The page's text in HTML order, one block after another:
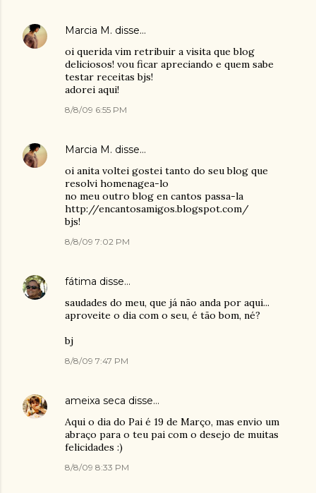
Marcia M. disse…
oi querida vim retribuir a visita que blog
deliciosos! vou ficar apreciando e quem sabe
testar receitas bjs!
adorei aqui!
8/8/09 6:55 PM
Marcia M. disse…
oi anita voltei gostei tanto do seu blog que
resolvi homenagea-lo
no meu outro blog en cantos passa-la
http://encantosamigos.blogspot.com/
bjs!
8/8/09 7:02 PM
fátima disse…
saudades do meu, que já não anda por aqui...
aproveite o dia com o seu, é tão bom, né?
bj
8/8/09 7:47 PM
ameixa seca disse…
Aqui o dia do Pai é 19 de Março, mas envio um
abraço para o teu pai com o desejo de muitas
felicidades :)
8/8/09 8:33 PM